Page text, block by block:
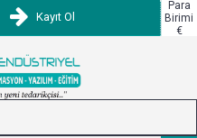
Para
Birimi
€
Kayıt Ol